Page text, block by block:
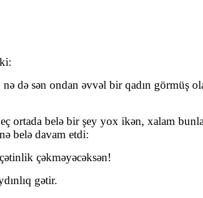
sən ondan əvvəl bir qadın görmüş
belə bir şey yox ikən, xalam
belə davam etdi:
çəkməyəcəksən!
gətir.